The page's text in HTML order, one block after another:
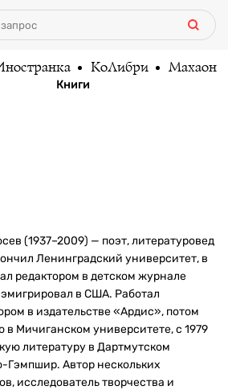
КоЛибри Махаон
Книги
(1937–2009) — поэт, литературовед
Ленинградский университет, в
редактором в детском журнале
эмигрировал в США. Работал
в издательстве «Ардис», потом
Мичиганском университете, с 1979
литературу в Дартмутском
Гэмпшир. Автор нескольких
исследователь творчества и